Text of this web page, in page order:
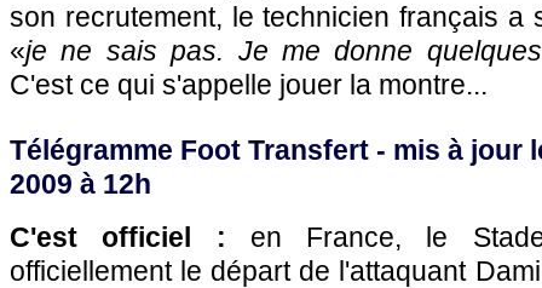
son recrutement, le technicien français a
«je ne sais pas. Je me donne
C'est ce qui s'appelle jouer la montre...
Télégramme Foot Transfert - mis à jour
2009 à 12h
C'est officiel : en France, le
officiellement le départ de l'attaquant